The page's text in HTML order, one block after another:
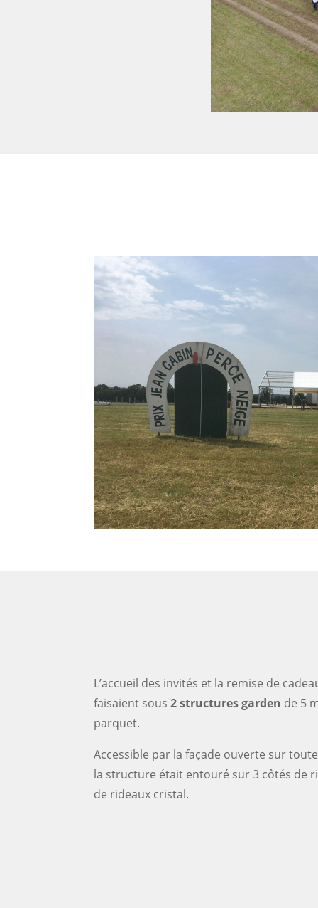
L’accueil des invités et la remise de
faisaient sous 2 structures garden de 5
parquet.
Accessible par la façade ouverte sur
la structure était entouré sur 3 côtés de
de rideaux cristal.